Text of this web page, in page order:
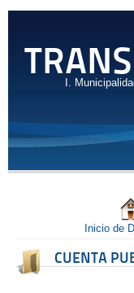
I.
Inicio de
CUENTA